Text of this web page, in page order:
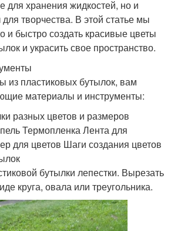
для хранения жидкостей, но и
творчества. В этой статье мы
и быстро создать красивые цветы
и украсить свое пространство.
из пластиковых бутылок, вам
материалы и инструменты:
разных цветов и размеров
Термопленка Лента для
для цветов Шаги создания цветов
бутылки лепестки. Вырезать
круга, овала или треугольника.